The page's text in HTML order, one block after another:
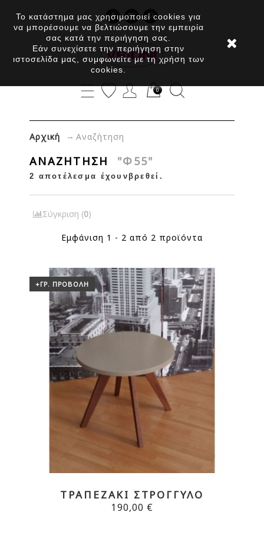
Το κατάστημα μας χρησιμοποιεί cookies για
να μπορέσουμε να βελτιώσουμε την εμπειρία
σας κατά την περιήγηση σας.
Εάν συνεχίσετε την περιήγηση στην
ιστοσελίδα μας, συμφωνείτε με τη χρήση των
cookies.
0
Αρχική →Αναζήτηση
ΑΝΑΖΉΤΗΣΗ "Φ55"
2 αποτέλεσμα έχουνβρεθεί.
Σύγκριση (0)
Εμφάνιση 1 - 2 από 2 προϊόντα
+ΓΡ. ΠΡΟΒΟΛΉ
ΤΡΑΠΕΖΆΚΙ ΣΤΡΟΓΓΥΛΌ
190,00 €